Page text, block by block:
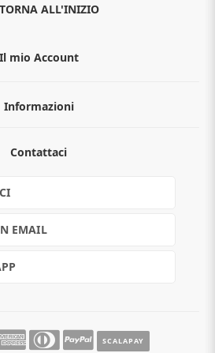
TORNA ALL'INIZIO
Il mio Account
Informazioni
Guida all'acquisto
Scalapay
Contattaci
EMAIL
SCALAPAY